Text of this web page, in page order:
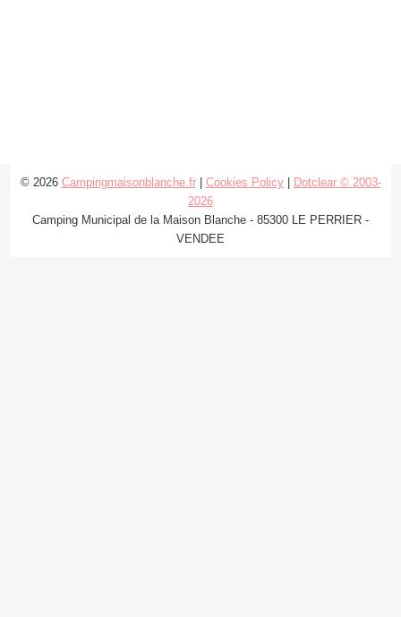
© 2026 Campingmaisonblanche.fr| Cookies Policy|
Dotclear © 2003-
2026
Camping Municipal de la Maison Blanche - 85300 LE PERRIER -
VENDEE